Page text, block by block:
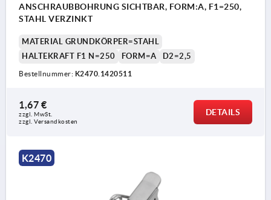
ANSCHRAUBBOHRUNG SICHTBAR, FORM:A, F1=250,
STAHL VERZINKT
MATERIAL GRUNDKÖRPER=STAHL
HALTEKRAFT F1 N=250
FORM=A D2=2,5
Bestellnummer: K2470.1420511
1,67 €
zzgl. MwSt.
zzgl. Versandkosten
DETAILS
K2470